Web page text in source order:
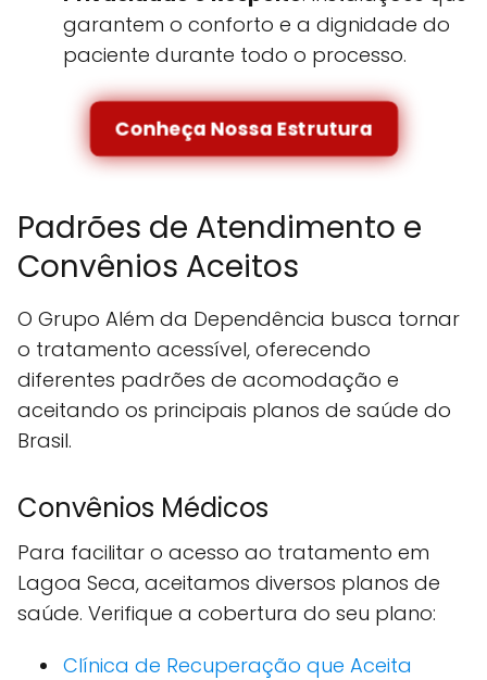
garantem o conforto e a dignidade do
paciente durante todo o processo.
Conheça Nossa Estrutura
Padrões de Atendimento e
Convênios Aceitos
O Grupo Além da Dependência busca tornar
o tratamento acessível, oferecendo
diferentes padrões de acomodação e
aceitando os principais planos de saúde do
Brasil.
Convênios Médicos
Para facilitar o acesso ao tratamento em
Lagoa Seca, aceitamos diversos planos de
saúde. Verifique a cobertura do seu plano:
Clínica de Recuperação que Aceita